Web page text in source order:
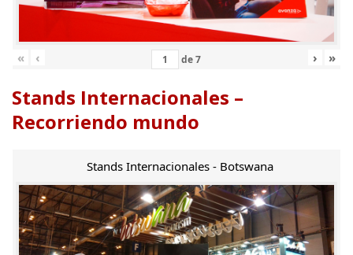
« ‹ de7 › »
Stands Internacionales –
Recorriendo mundo
Stands Internacionales - Botswana